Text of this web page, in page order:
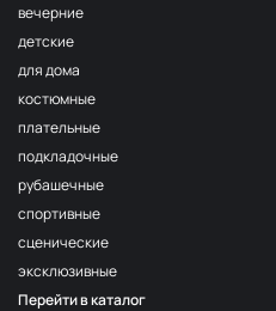
вечерние
детские
для дома
костюмные
плательные
подкладочные
рубашечные
спортивные
сценические
эксклюзивные
Перейти в каталог